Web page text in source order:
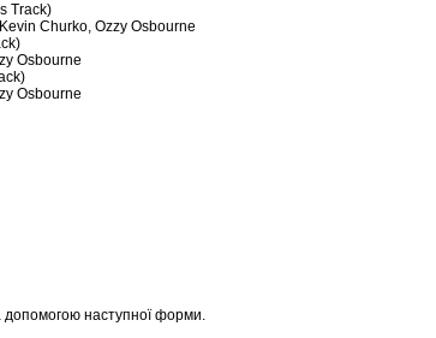
Track)
Churko, Ozzy Osbourne
Osbourne
Osbourne
наступної форми.